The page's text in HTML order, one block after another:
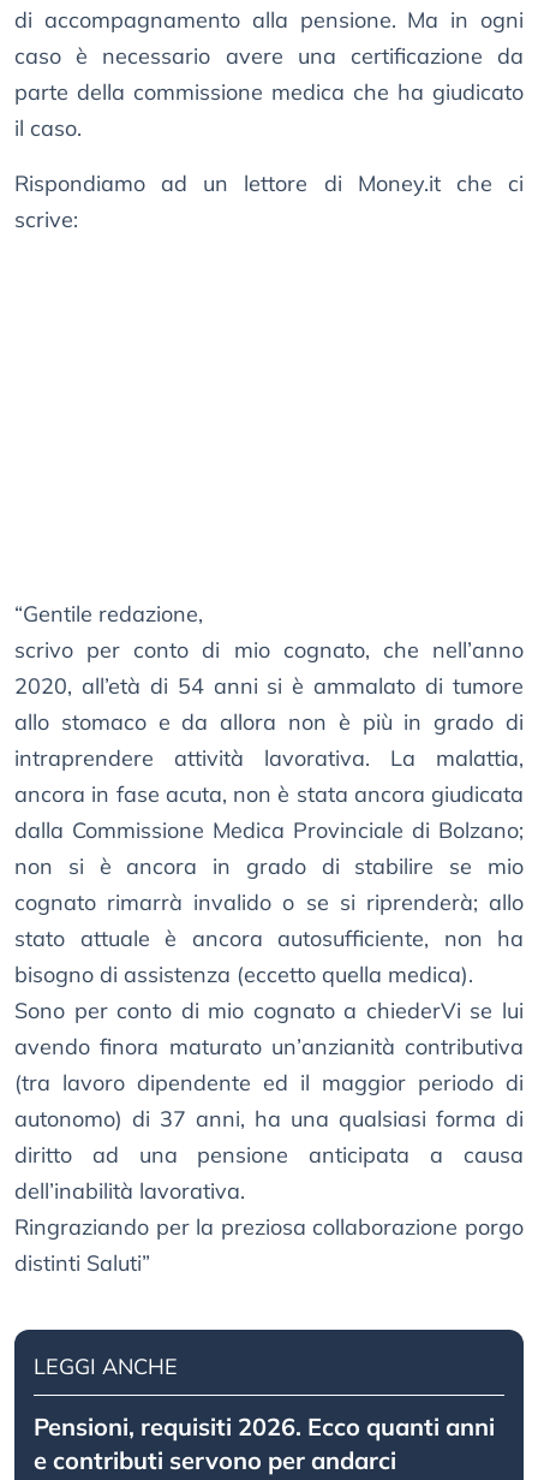
di accompagnamento alla pensione. Ma in ogni
caso è necessario avere una certificazione da
parte della commissione medica che ha giudicato
il caso.
Rispondiamo ad un lettore di Money.it che ci
scrive:
“Gentile redazione,
scrivo per conto di mio cognato, che nell’anno
2020, all’età di 54 anni si è ammalato di tumore
allo stomaco e da allora non è più in grado di
intraprendere attività lavorativa. La malattia,
ancora in fase acuta, non è stata ancora giudicata
dalla Commissione Medica Provinciale di Bolzano;
non si è ancora in grado di stabilire se mio
cognato rimarrà invalido o se si riprenderà; allo
stato attuale è ancora autosufficiente, non ha
bisogno di assistenza (eccetto quella medica).
Sono per conto di mio cognato a chiederVi se lui
avendo finora maturato un’anzianità contributiva
(tra lavoro dipendente ed il maggior periodo di
autonomo) di 37 anni, ha una qualsiasi forma di
diritto ad una pensione anticipata a causa
dell’inabilità lavorativa.
Ringraziando per la preziosa collaborazione porgo
distinti Saluti”
LEGGI ANCHE
Pensioni, requisiti 2026. Ecco quanti anni
e contributi servono per andarci